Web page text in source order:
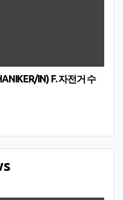
IN) F. 자전거 수